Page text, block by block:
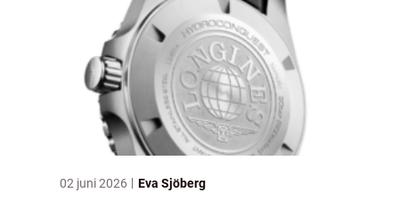
02 juni 2026 Eva Sjöberg